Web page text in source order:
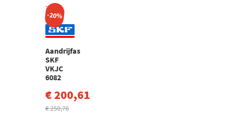
-20%
Aandrijfas
SKF
VKJC
6082
€ 200,61
€ 250,76